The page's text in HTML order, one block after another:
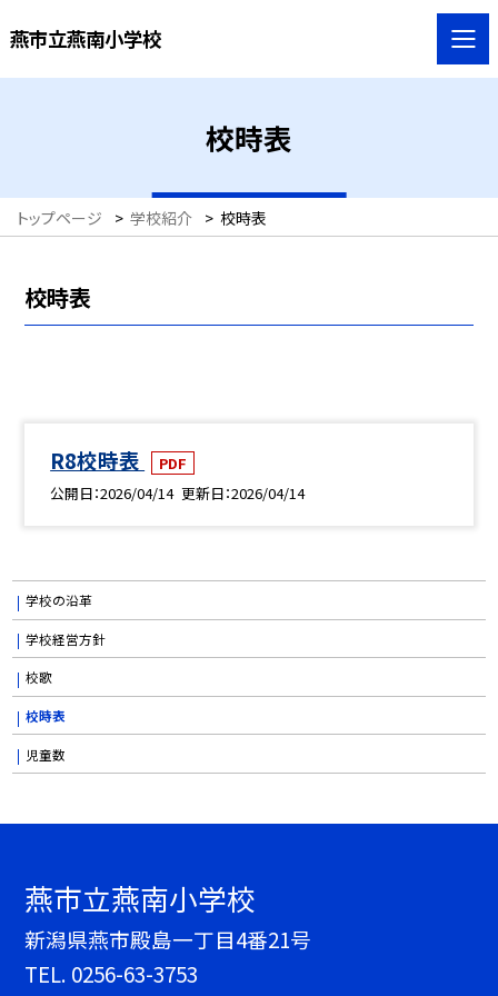
燕市立燕南小学校
校時表
トップページ > 学校紹介 > 校時表
校時表
R8校時表
PDF
公開日 2026/04/14 更新日 2026/04/14
学校の沿革
学校経営方針
校歌
校時表
児童数
燕市立燕南小学校
新潟県燕市殿島一丁目4番21号
TEL. 0256-63-3753